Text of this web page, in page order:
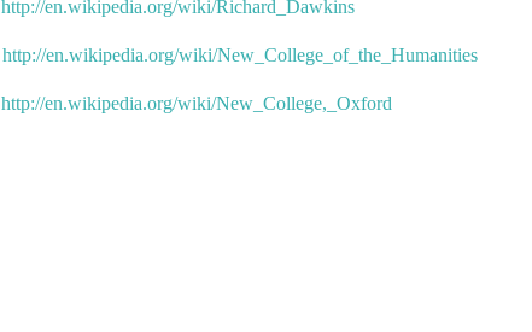
http://en.wikipedia.org/wiki/Richard_Dawkins
http://en.wikipedia.org/wiki/New_College_of_the_Humanities
http://en.wikipedia.org/wiki/New_College,_Oxford